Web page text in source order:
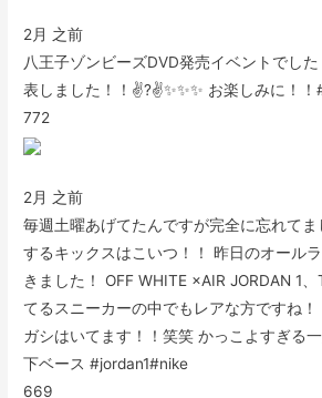
2月 之前
八王子ゾンビーズDVD発売イベントでし
表しました！！✌️?✌️✨✨✨ お楽しみに！
772
2月 之前
毎週土曜あげてたんですが完全に忘れて
するキックスはこいつ！！ 昨日のオール
きました！ OFF WHITE ×AIR JORDAN 1
てるスニーカーの中でもレアな方ですね
ガシはいてます！！笑笑 かっこよすぎる
下ベース #jordan1#nike
669